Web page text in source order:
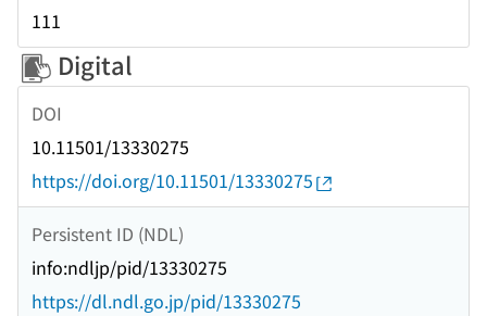
111
Digital
DOI
10.11501/13330275
https://doi.org/10.11501/13330275
Persistent ID (NDL)
info:ndljp/pid/13330275
https://dl.ndl.go.jp/pid/13330275